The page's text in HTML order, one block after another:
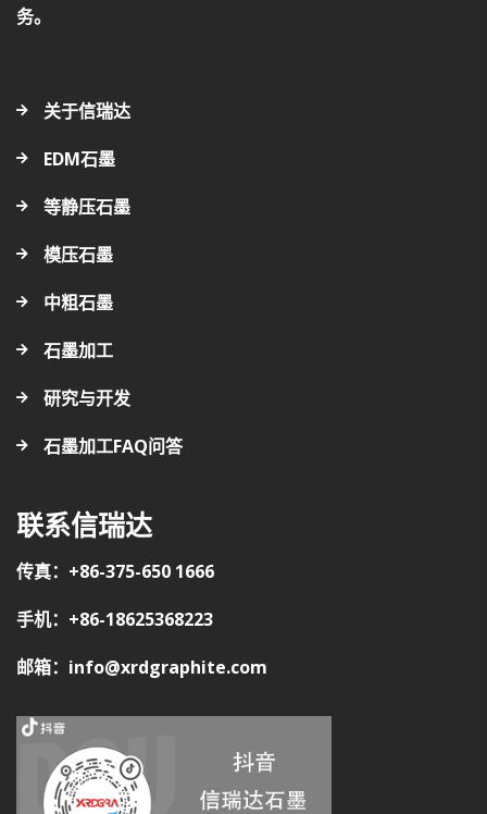
务。
关于信瑞达
EDM石墨
等静压石墨
模压石墨
中粗石墨
石墨加工
研究与开发
石墨加工FAQ问答
联系信瑞达
传真：+86-375-650 1666
手机：+86-18625368223
邮箱：info@xrdgraphite.com